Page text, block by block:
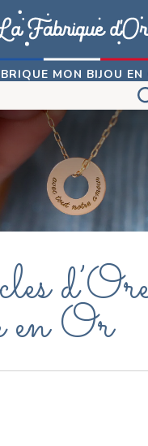
MON BIJOU EN
Or